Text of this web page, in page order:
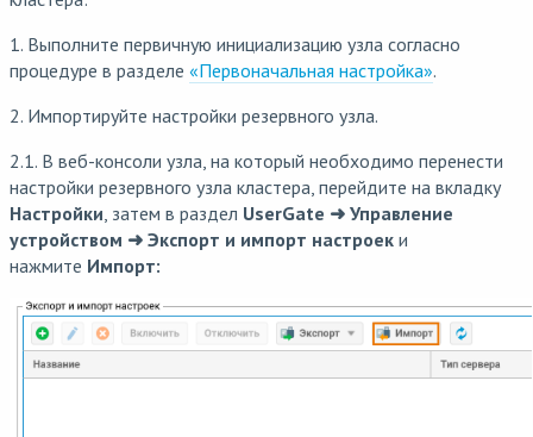
1. Выполните первичную инициализацию узла согласно
процедуре в разделе «Первоначальная настройка».
2. Импортируйте настройки резервного узла.
2.1. В веб-консоли узла, на который необходимо перенести
настройки резервного узла кластера, перейдите на вкладку
Настройки, затем в раздел UserGate ➜ Управление
устройством ➜ Экспорт и импорт настроек и
нажмите Импорт: